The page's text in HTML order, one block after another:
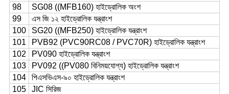
98
SG08 ((MFB160) হাইড্রোলিক অংশ
99
এস জি ১২ হাইড্রোলিক যন্ত্রাংশ
100
SG20 ((MFB250) হাইড্রোলিক যন্ত্রাংশ
101
PVB92 (PVC90RC08 / PVC70R) হাইড্রোলিক যন্ত্রাংশ
102
PV090 হাইড্রোলিক যন্ত্রাংশ
103
PV092 ((PV080 বিনিময়যোগ্য) হাইড্রোলিক যন্ত্রাংশ
104
পিএসভিএস-৯০ হাইড্রোলিক যন্ত্রাংশ
105
JIC সিরিজ